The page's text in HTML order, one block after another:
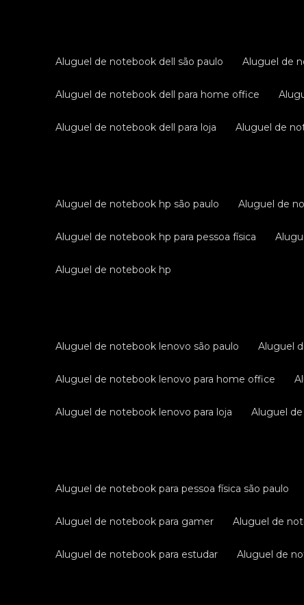
aluguel de notebook dell são paulo aluguel de
aluguel de notebook dell para home office
aluguel de notebook dell para loja aluguel de
aluguel de notebook hp são paulo aluguel de
aluguel de notebook hp para pessoa física
aluguel de notebook hp
aluguel de notebook lenovo são paulo aluguel
aluguel de notebook lenovo para home office
aluguel de notebook lenovo para loja aluguel
aluguel de notebook para pessoa física são paulo
aluguel de notebook para gamer aluguel de
aluguel de notebook para estudar aluguel de